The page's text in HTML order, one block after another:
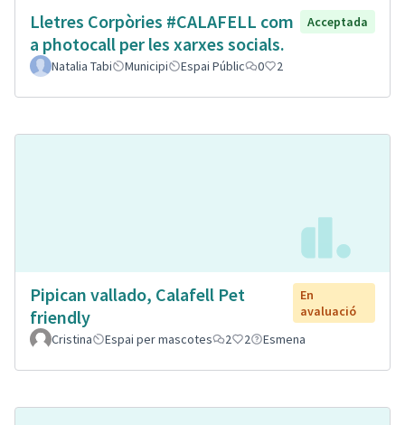
Lletres Corpòries #CALAFELL com
a photocall per les xarxes socials.
Acceptada
Natalia Tabi Municipi Espai Públic 0 2
Pipican vallado, Calafell Pet
friendly
En
avaluació
Cristina
Espai per mascotes 2 2 Esmena